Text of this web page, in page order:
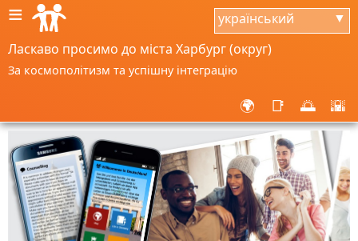
≡ український ▼
Ласкаво просимо до міста Харбург (округ)
За космополітизм та успішну інтеграцію
🌍 📑 🌅 🌇